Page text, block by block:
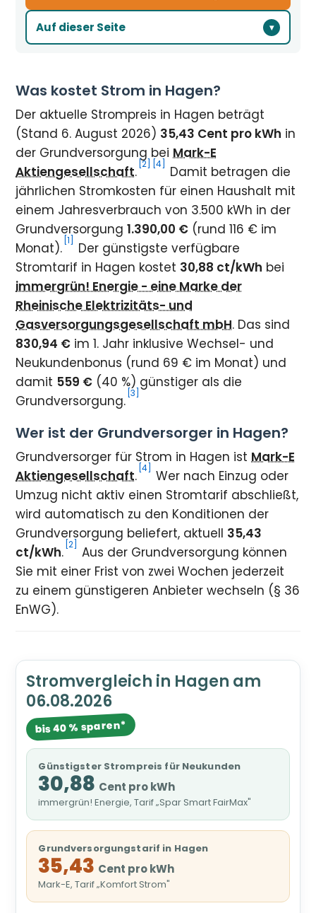
Auf dieser Seite
Was kostet Strom in Hagen?
Der aktuelle Strompreis in Hagen beträgt
(Stand 6. August 2026) 35,43 Cent pro kWh in
der Grundversorgung beiMark-E
Aktiengesellschaft. [2] [4]
Damit betragen die
jährlichen Stromkosten für einen Haushalt mit
einem Jahresverbrauch von 3.500 kWh in der
Grundversorgung1.390,00 € (rund 116 € im
Monat). [1]
Der günstigste verfügbare
Stromtarif in Hagen kostet 30,88 ct/kWh bei
immergrün! Energie - eine Marke der
Rheinische Elektrizitäts- und
Gasversorgungsgesellschaft mbH. Das sind
830,94 € im 1. Jahr inklusive Wechsel- und
Neukundenbonus (rund 69 € im Monat) und
damit 559 € (40 %) günstiger als die
Grundversorgung. [3]
Wer ist der Grundversorger in Hagen?
Grundversorger für Strom in Hagen istMark-E
Aktiengesellschaft. [4]
Wer nach Einzug oder
Umzug nicht aktiv einen Stromtarif abschließt,
wird automatisch zu den Konditionen der
Grundversorgung beliefert, aktuell 35,43
ct/kWh. [2]
Aus der Grundversorgung können
Sie mit einer Frist von zwei Wochen jederzeit
zu einem günstigeren Anbieter wechseln (§ 36
EnWG).
Stromvergleich in Hagen am
06.08.2026
bis 40 % sparen*
Günstigster Strompreis für Neukunden
30,88 Cent pro kWh
immergrün! Energie, Tarif „Spar Smart FairMax"
Grundversorgungstarif in Hagen
35,43 Cent pro kWh
Mark-E, Tarif „Komfort Strom"